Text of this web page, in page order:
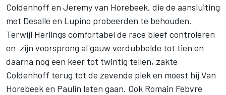
Coldenhoff en Jeremy van Horebeek, die de aansluiting
met Desalle en Lupino probeerden te behouden.
Terwijl Herlings comfortabel de race bleef controleren
en zijn voorsprong al gauw verdubbelde tot tien en
daarna nog een keer tot twintig tellen, zakte
Coldenhoff terug tot de zevende plek en moest hij Van
Horebeek en Paulin laten gaan. Ook Romain Febvre